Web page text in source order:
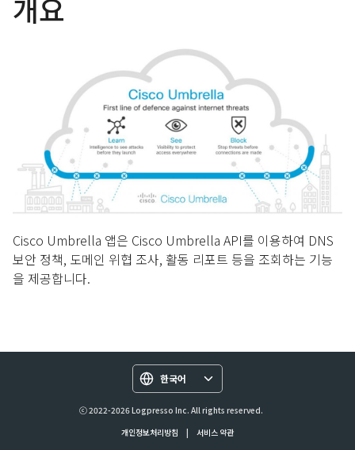
개요
Cisco Umbrella 앱은 Cisco Umbrella API를 이용하여 DNS
보안 정책, 도메인 위협 조사, 활동 리포트 등을 조회하는 기능
을 제공합니다.
한국어
ⓒ 2022-2026 Logpresso Inc. All rights reserved.
개인정보처리방침
| 서비스 약관